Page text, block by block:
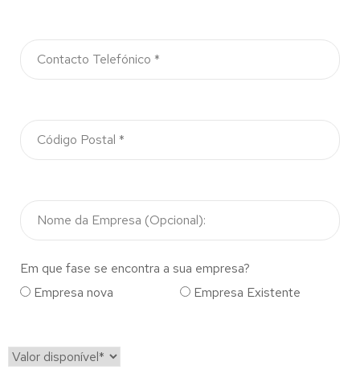
Em que fase se encontra a sua empresa?
Empresa nova
Empresa Existente